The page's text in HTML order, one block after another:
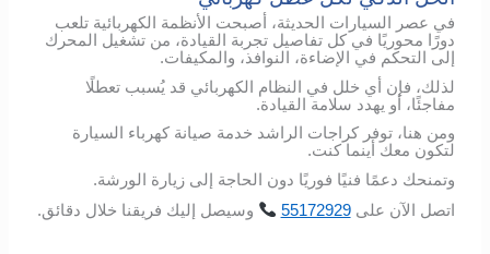
في عصر السيارات الحديثة، أصبحت الأنظمة الكهربائية تلعب
دورًا محوريًا في كل تفاصيل تجربة القيادة، من تشغيل المحرك
إلى التحكم في الإضاءة، النوافذ، والمكيفات.
لذلك، فإن أي خلل في النظام الكهربائي قد يُسبب تعطلًا
مفاجئًا، أو يهدد سلامة القيادة.
ومن هنا، توفر كراجات الراشد خدمة صيانة كهرباء السيارة
لتكون معك أينما كنت.
وتمنحك دعمًا فنيًا فوريًا دون الحاجة إلى زيارة الورشة.
اتصل
الآن على 55172929 وسيصل إليك فريقنا خلال دقائق.